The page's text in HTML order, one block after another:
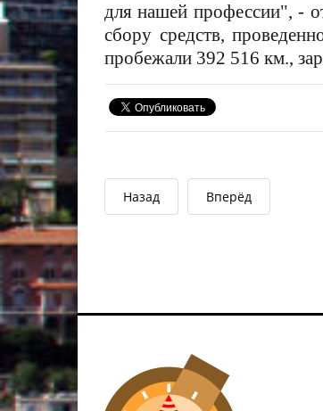
для нашей профессии", -
сбору средств,
пробежали 392 516 км.,
Назад Вперёд